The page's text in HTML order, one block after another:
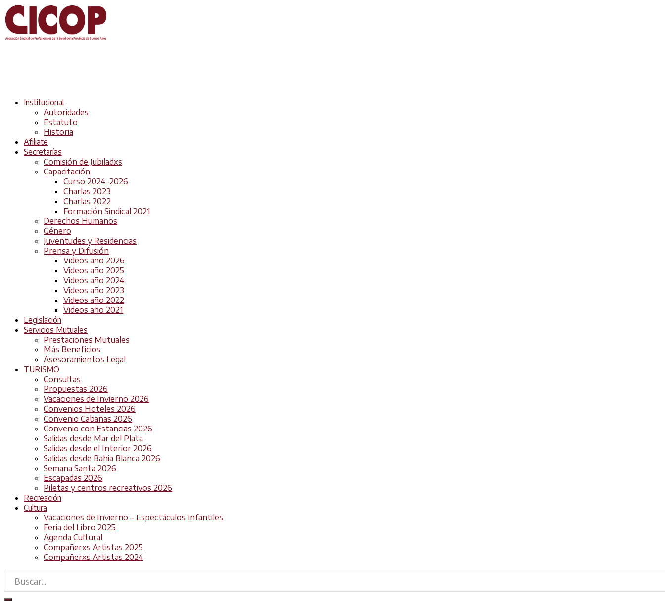
Institucional
Autoridades
Estatuto
Historia
Afiliate
Secretarías
Comisión de Jubiladxs
Capacitación
Curso 2024-2026
Charlas 2023
Charlas 2022
Formación Sindical 2021
Derechos Humanos
Género
Juventudes y Residencias
Prensa y Difusión
Videos año 2026
Videos año 2025
Videos año 2024
Videos año 2023
Videos año 2022
Videos año 2021
Legislación
Servicios Mutuales
Prestaciones Mutuales
Más Beneficios
Asesoramientos Legal
TURISMO
Consultas
Propuestas 2026
Vacaciones de Invierno 2026
Convenios Hoteles 2026
Convenio Cabañas 2026
Convenio con Estancias 2026
Salidas desde Mar del Plata
Salidas desde el Interior 2026
Salidas desde Bahia Blanca 2026
Semana Santa 2026
Escapadas 2026
Piletas y centros recreativos 2026
Recreación
Cultura
Vacaciones de Invierno – Espectáculos Infantiles
Feria del Libro 2025
Agenda Cultural
Compañerxs Artistas 2025
Compañerxs Artistas 2024